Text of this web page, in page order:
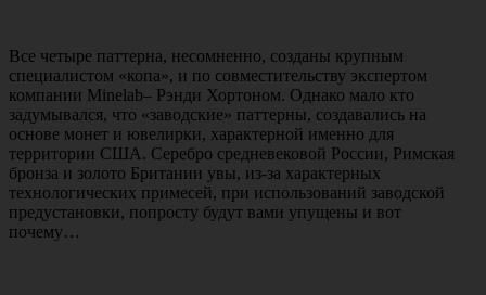
Все четыре паттерна, несомненно, созданы крупным
специалистом «копа», и по совместительству экспертом
компании Minelab– Рэнди Хортоном. Однако мало кто
задумывался, что «заводские» паттерны, создавались на
основе монет и ювелирки, характерной именно для
территории США. Серебро средневековой России, Римская
бронза и золото Британии увы, из-за характерных
технологических примесей, при использований заводской
предустановки, попросту будут вами упущены и вот
почему…